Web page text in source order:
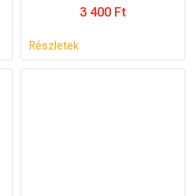
3 400 Ft
Részletek